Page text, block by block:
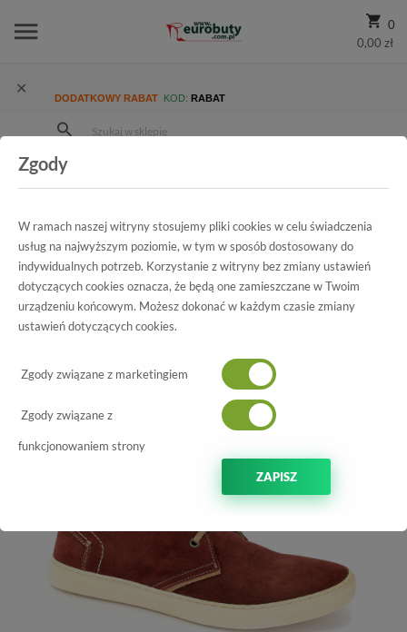
0
0,00 zł
DODATKOWY RABAT KOD: RABAT
Kolekcja męska
Półbuty codzienne
Wszystkie produkty
094 Bordo.Prz
Zgody
W ramach naszej witryny stosujemy pliki cookies w celu świadczenia
usług na najwyższym poziomie, w tym w sposób dostosowany do
indywidualnych potrzeb. Korzystanie z witryny bez zmiany ustawień
dotyczących cookies oznacza, że będą one zamieszczane w Twoim
urządzeniu końcowym. Możesz dokonać w każdym czasie zmiany
ustawień dotyczących cookies.
Zgody związane z marketingiem
Zgody związane z
funkcjonowaniem strony
ZAPISZ